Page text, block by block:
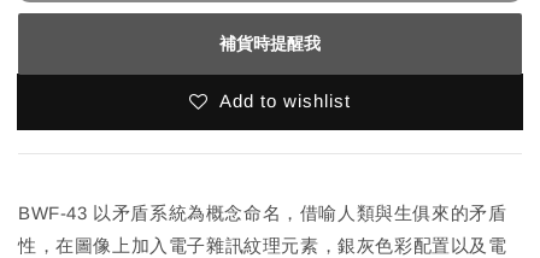
補貨時提醒我
Add to wishlist
BWF-43 以矛盾系統為概念命名，借喻人類與生俱來的矛盾
性，在圖像上加入電子雜訊紋理元素，銀灰色彩配置以及電